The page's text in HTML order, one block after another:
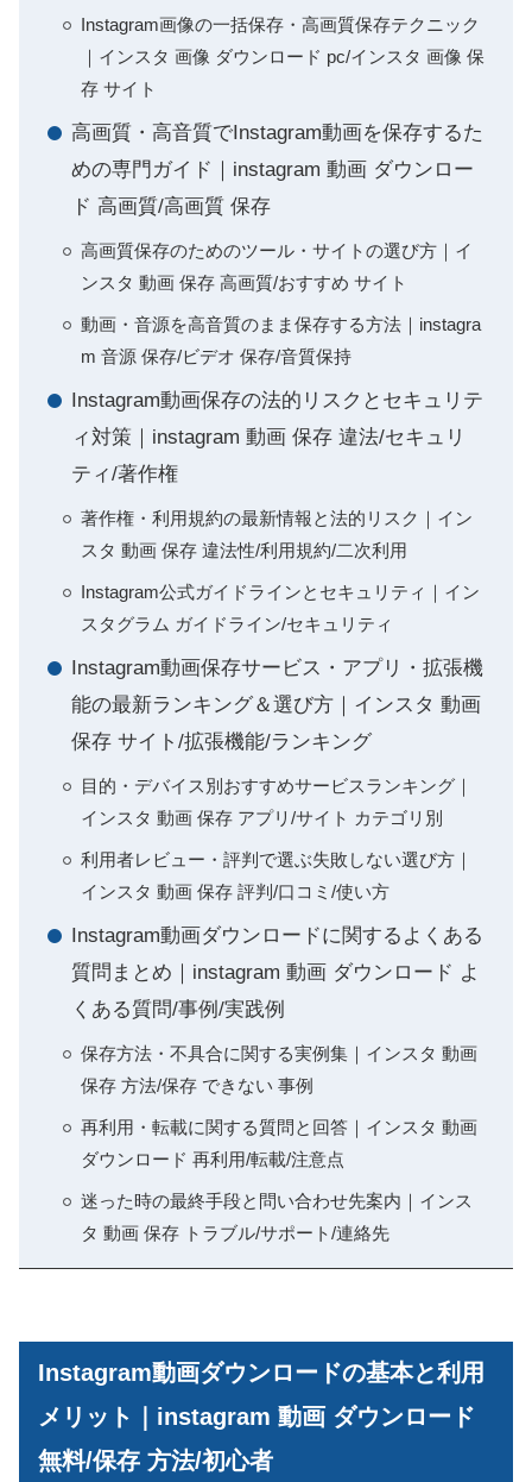
Instagram画像の一括保存・高画質保存テクニック
｜インスタ 画像 ダウンロード pc/インスタ 画像 保
存 サイト
高画質・高音質でInstagram動画を保存するた
めの専門ガイド｜instagram 動画 ダウンロー
ド 高画質/高画質 保存
高画質保存のためのツール・サイトの選び方｜イ
ンスタ 動画 保存 高画質/おすすめ サイト
動画・音源を高音質のまま保存する方法｜instagra
m 音源 保存/ビデオ 保存/音質保持
Instagram動画保存の法的リスクとセキュリテ
ィ対策｜instagram 動画 保存 違法/セキュリ
ティ/著作権
著作権・利用規約の最新情報と法的リスク｜イン
スタ 動画 保存 違法性/利用規約/二次利用
Instagram公式ガイドラインとセキュリティ｜イン
スタグラム ガイドライン/セキュリティ
Instagram動画保存サービス・アプリ・拡張機
能の最新ランキング＆選び方｜インスタ 動画
保存 サイト/拡張機能/ランキング
目的・デバイス別おすすめサービスランキング｜
インスタ 動画 保存 アプリ/サイト カテゴリ別
利用者レビュー・評判で選ぶ失敗しない選び方｜
インスタ 動画 保存 評判/口コミ/使い方
Instagram動画ダウンロードに関するよくある
質問まとめ｜instagram 動画 ダウンロード よ
くある質問/事例/実践例
保存方法・不具合に関する実例集｜インスタ 動画
保存 方法/保存 できない 事例
再利用・転載に関する質問と回答｜インスタ 動画
ダウンロード 再利用/転載/注意点
迷った時の最終手段と問い合わせ先案内｜インス
タ 動画 保存 トラブル/サポート/連絡先
Instagram動画ダウンロードの基本と利用
メリット｜instagram 動画 ダウンロード
無料/保存 方法/初心者